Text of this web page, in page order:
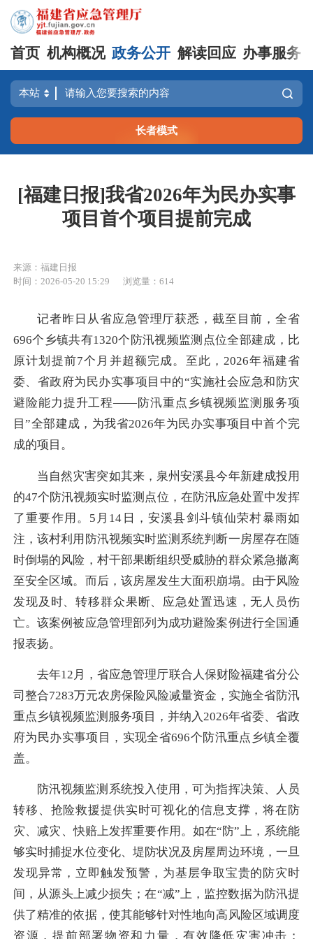
首页 机构概况 政务公开 解读回应 办事服务
长者模式
[福建日报]我省2026年为民办实事
项目首个项目提前完成
来源：福建日报
时间：2026-05-20 15:29
浏览量：614
记者昨日从省应急管理厅获悉，截至目前，全省
696个乡镇共有1320个防汛视频监测点位全部建成，比
原计划提前7个月并超额完成。至此，2026年福建省
委、省政府为民办实事项目中的“实施社会应急和防灾
避险能力提升工程——防汛重点乡镇视频监测服务项
目”全部建成，为我省2026年为民办实事项目中首个完
成的项目。
当自然灾害突如其来，泉州安溪县今年新建成投用
的47个防汛视频实时监测点位，在防汛应急处置中发挥
了重要作用。5月14日，安溪县剑斗镇仙荣村暴雨如
注，该村利用防汛视频实时监测系统判断一房屋存在随
时倒塌的风险，村干部果断组织受威胁的群众紧急撤离
至安全区域。而后，该房屋发生大面积崩塌。由于风险
发现及时、转移群众果断、应急处置迅速，无人员伤
亡。该案例被应急管理部列为成功避险案例进行全国通
报表扬。
去年12月，省应急管理厅联合人保财险福建省分公
司整合7283万元农房保险风险减量资金，实施全省防汛
重点乡镇视频监测服务项目，并纳入2026年省委、省政
府为民办实事项目，实现全省696个防汛重点乡镇全覆
盖。
防汛视频监测系统投入使用，可为指挥决策、人员
转移、抢险救援提供实时可视化的信息支撑，将在防
灾、减灾、快赔上发挥重要作用。如在“防”上，系统能
够实时捕捉水位变化、堤防状况及房屋周边环境，一旦
发现异常，立即触发预警，为基层争取宝贵的防灾时
间，从源头上减少损失；在“减”上，监控数据为防汛提
供了精准的依据，使其能够针对性地向高风险区域调度
资源，提前部署物资和力量，有效降低灾害冲击；